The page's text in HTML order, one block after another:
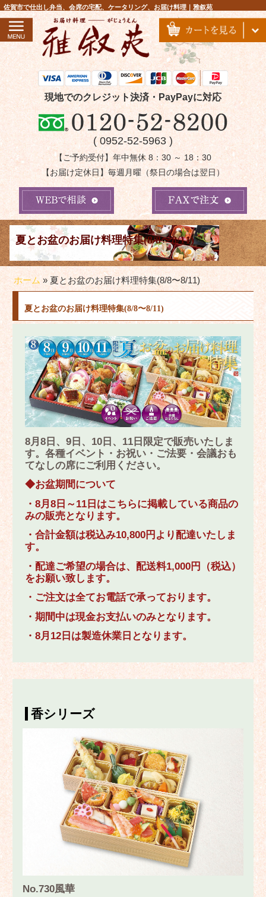
コ
ン
ツ
へ
ス
キ
プ
佐賀市で仕出し弁当、会席の宅配、ケータリング、お届け料理｜雅叙苑
現地でのクレジット決済・PayPayに対応
( 0952-52-5963 )
【ご予約受付】年中無休 8：30 ～ 18：30
【お届け定休日】毎週月曜（祭日の場合は翌日）
夏とお盆のお届け料理特集(8/8〜8/11)
ホーム» 夏とお盆のお届け料理特集(8/8〜8/11)
夏とお盆のお届け料理特集(8/8〜8/11)
8月8日、9日、10日、11日限定で販売いたしま
す。各種イベント・お祝い・ご法要・会議おも
てなしの席にご利用ください。
◆お盆期間について
・8月8日～11日はこちらに掲載している商品の
みの販売となります。
・合計金額は税込み10,800円より配達いたしま
す。
・配達ご希望の場合は、配送料1,000円（税込）
をお願い致します。
・ご注文は全てお電話で承っております。
・期間中は現金お支払いのみとなります。
・8月12日は製造休業日となります。
香シリーズ
No.730風華